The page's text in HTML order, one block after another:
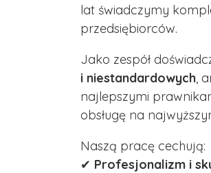
lat świadczymy
przedsiębiorców.
Jako zespół
i niestandardowych,
najlepszymi
obsługę na
Naszą pracę cechują:
✔ Profesjonalizm i